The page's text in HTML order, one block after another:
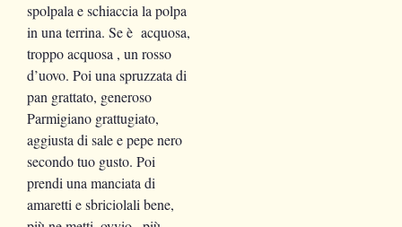
spolpala e schiaccia la polpa
in una terrina. Se è acquosa,
troppo acquosa , un rosso
d’uovo. Poi una spruzzata di
pan grattato, generoso
Parmigiano grattugiato,
aggiusta di sale e pepe nero
secondo tuo gusto. Poi
prendi una manciata di
amaretti e sbriciolali bene,